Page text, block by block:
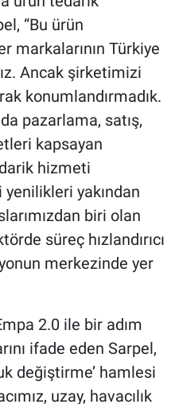
“Bu ürün
markalarının Türkiye
Ancak şirketimizi
konumlandırmadık.
pazarlama, satış,
kapsayan
hizmeti
yakından
biri olan
süreç hızlandırıcı
merkezinde yer
2.0 ile bir adım
ifade eden Sarpel,
değiştirme’ hamlesi
uzay, havacılık